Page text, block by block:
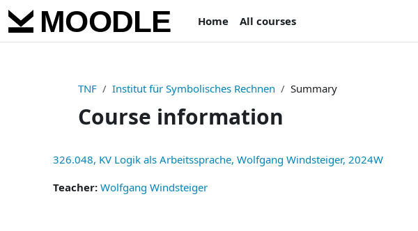
Skip to main content
Home
All courses
TNF Institut für Symbolisches Rechnen Summary
Course information
326.048, KV Logik als Arbeitssprache, Wolfgang Windsteiger, 2024W
Teacher: Wolfgang Windsteiger